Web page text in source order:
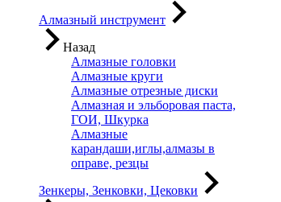
Алмазный инструмент
Назад
Алмазные головки
Алмазные круги
Алмазные отрезные диски
Алмазная и эльборовая паста,
ГОИ, Шкурка
Алмазные
карандаши,иглы,алмазы в
оправе, резцы
Зенкеры, Зенковки, Цековки